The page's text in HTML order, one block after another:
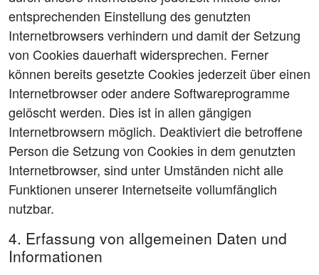
entsprechenden Einstellung des genutzten
Internetbrowsers verhindern und damit der Setzung
von Cookies dauerhaft widersprechen. Ferner
können bereits gesetzte Cookies jederzeit über einen
Internetbrowser oder andere Softwareprogramme
gelöscht werden. Dies ist in allen gängigen
Internetbrowsern möglich. Deaktiviert die betroffene
Person die Setzung von Cookies in dem genutzten
Internetbrowser, sind unter Umständen nicht alle
Funktionen unserer Internetseite vollumfänglich
nutzbar.
4. Erfassung von allgemeinen Daten und
Informationen